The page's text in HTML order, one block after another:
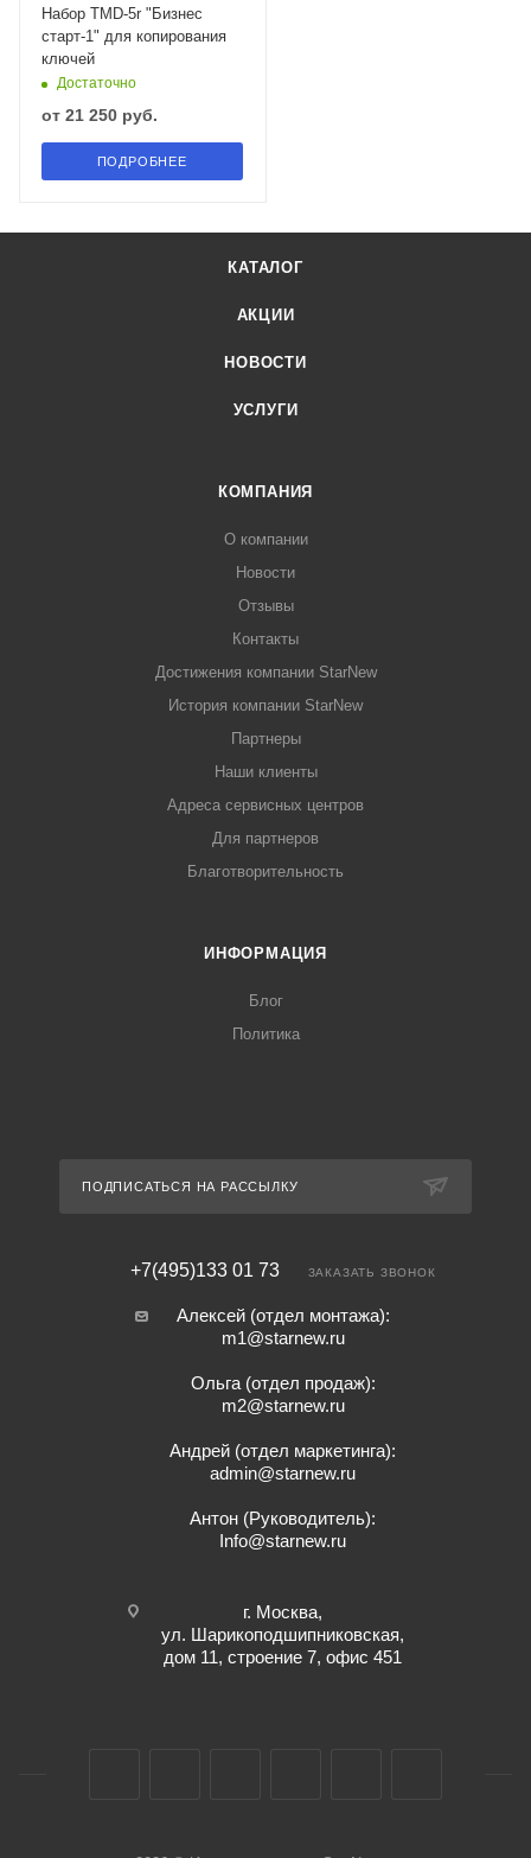
Набор TMD-5r "Бизнес
старт-1" для копирования
ключей
Достаточно
от 21 250 руб.
ПОДРОБНЕЕ
КАТАЛОГ
АКЦИИ
НОВОСТИ
УСЛУГИ
КОМПАНИЯ
О компании
Новости
Отзывы
Контакты
Достижения компании StarNew
История компании StarNew
Партнеры
Наши клиенты
Адреса сервисных центров
Для партнеров
Благотворительность
ИНФОРМАЦИЯ
Блог
Политика
ПОДПИСАТЬСЯ НА РАССЫЛКУ
+7(495)133 01 73 ЗАКАЗАТЬ ЗВОНОК
Алексей (отдел монтажа):
m1@starnew.ru
Ольга (отдел продаж):
m2@starnew.ru
Андрей (отдел маркетинга):
admin@starnew.ru
Антон (Руководитель):
Info@starnew.ru
г. Москва,
ул. Шарикоподшипниковская,
дом 11, строение 7, офис 451